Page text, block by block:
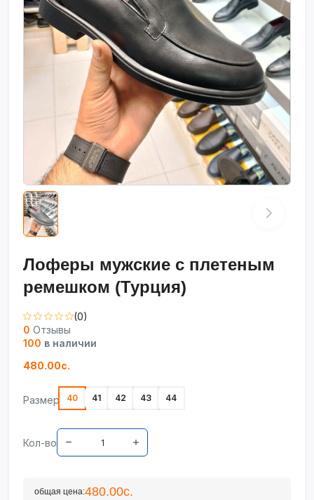
Лоферы мужские с плетеным
ремешком (Турция)
(0)
0 Отзывы
100 в наличии
480.00с.
Размер 40 41 42 43 44
Кол-во
общая цена:480.00с.